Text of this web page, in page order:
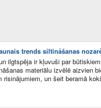
trends siltināšanas
ilgtspēja ir kļuvuši par
materiālu izvēlē aizvien
risinājumiem, un šeit beramā